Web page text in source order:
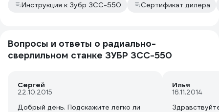
Инструкция к Зубр ЗСС-550 Сертификат дилера
Вопросы и ответы о радиально-
сверлильном станке ЗУБР ЗСС-550
Сергей
22.10.2015
Добрый день. Подскажите легко ли
Илья
16.11.2014